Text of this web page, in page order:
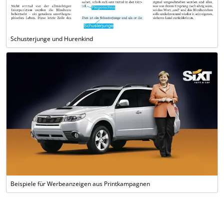
Schusterjunge und Hurenkind
Beispiele für Werbeanzeigen aus Printkampagnen